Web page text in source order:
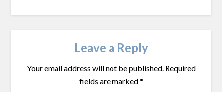
Leave a Reply
Your email address will not be published. Required
fields are marked*